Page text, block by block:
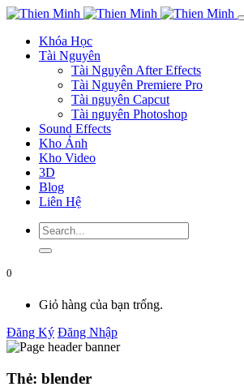
Khóa Học
Tài Nguyên
Tài Nguyên After Effects
Tài Nguyên Premiere Pro
Tài nguyên Capcut
Tài nguyên Photoshop
Sound Effects
Kho Ảnh
Kho Video
3D
Blog
Liên Hệ
0
Giỏ hàng của bạn trống.
Đăng Ký Đăng Nhập
Thẻ: blender